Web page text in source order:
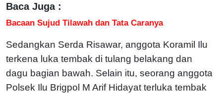
Baca Juga :
Bacaan Sujud Tilawah dan Tata Caranya
Sedangkan Serda Risawar, anggota Koramil Ilu
terkena luka tembak di tulang belakang dan
dagu bagian bawah. Selain itu, seorang anggota
Polsek Ilu Brigpol M Arif Hidayat terluka tembak